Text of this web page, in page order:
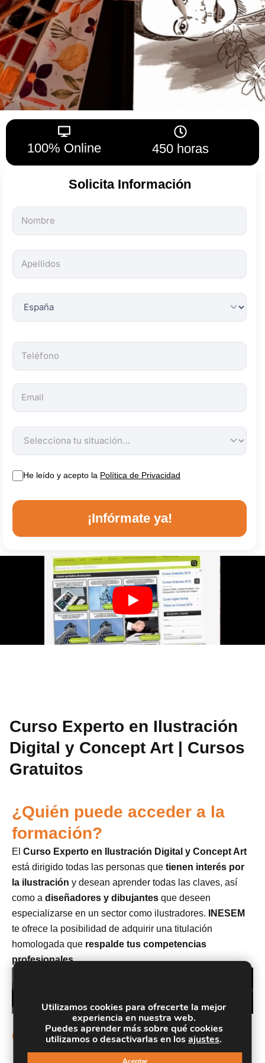
100% Online 450 horas
Solicita Información
Todos
los
son
obligatorios.
He leído y acepto la Política de Privacidad
¡Infórmate ya!
Curso Experto en Ilustración
Digital y Concept Art | Cursos
Gratuitos
¿Quién puede acceder a la
formación?
El Curso Experto en Ilustración Digital y Concept Art
está dirigido todas las personas que tienen interés por
la ilustración y desean aprender todas las claves, así
como a diseñadores y dibujantes que deseen
especializarse en un sector como ilustradores.
INESEM
te ofrece la posibilidad de adquirir una titulación
homologada que respalde tus competencias
profesionales.
Objetivos
Aprender sobre losprincipios básicos de la
Utilizamos cookies para ofrecerte la mejor
experiencia en nuestra web.
Puedes aprender más sobre qué cookies
utilizamos o desactivarlas en losajustes.